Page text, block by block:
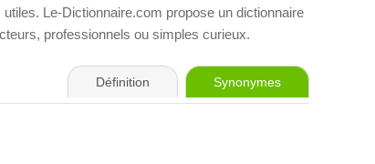
Le-Dictionnaire.com propose un dictionnaire
professionnels ou simples curieux.
Définition Synonymes